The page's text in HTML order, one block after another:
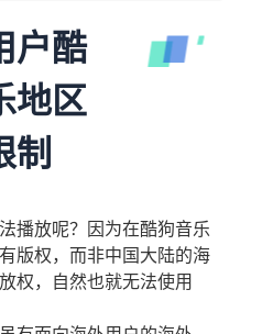
户酷
地区
制
播放呢？因为在酷狗音乐
版权，而非中国大陆的海
权，自然也就无法使用